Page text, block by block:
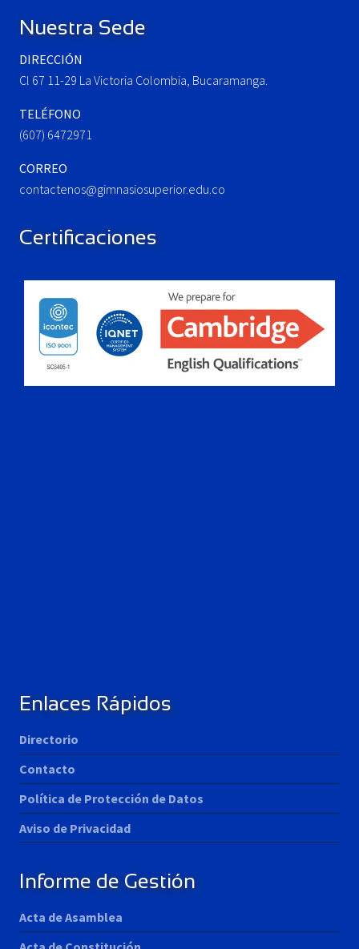
o
s
t
:
t
:
Nuestra Sede
DIRECCIÓN
Cl 67 11-29 La Victoria Colombia, Bucaramanga.
TELÉFONO
(607) 6472971
CORREO
contactenos@gimnasiosuperior.edu.co
Certificaciones
Enlaces Rápidos
Directorio
Contacto
Política de Protección de Datos
Aviso de Privacidad
Informe de Gestión
Acta de Asamblea